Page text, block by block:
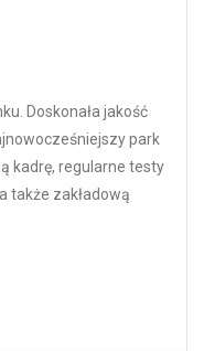
Doskonała jakość
park
kadrę, regularne testy
także zakładową